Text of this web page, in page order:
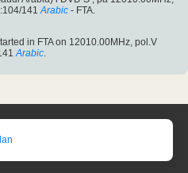
141 Arabic - FTA.
in FTA on 12010.00MHz, pol.V
Arabic.